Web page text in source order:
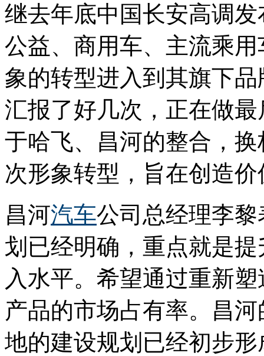
继去年底中国长安高调
公益、商用车、主流乘
象的转型进入到其旗下
汇报了好几次，正在做
于哈飞、昌河的整合，
次形象转型，旨在创造价
昌河汽车公司总经理李
划已经明确，重点就是
入水平。希望通过重新塑
产品的市场占有率。昌
地的建设规划已经初步